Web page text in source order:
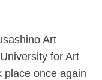
Art
for Art
place once again